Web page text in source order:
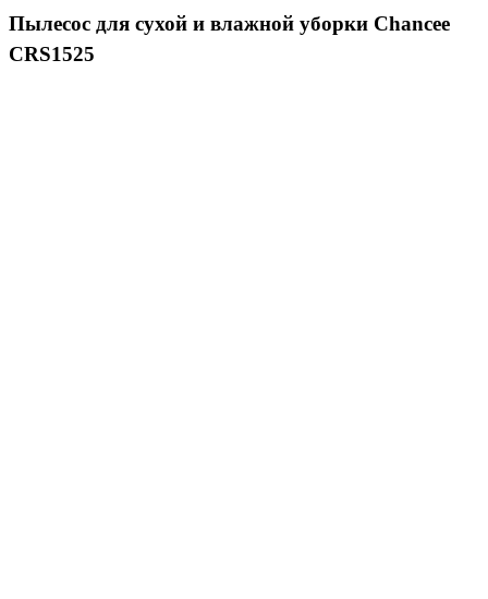
Пылесос для сухой и влажной уборки Chancee
CRS1525